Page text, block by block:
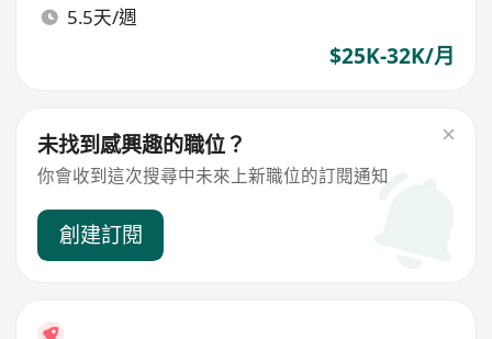
5.5天/週
$25K-32K/月
未找到感興趣的職位？
你會收到這次搜尋中未來上新職位的訂閱通知
創建訂閱